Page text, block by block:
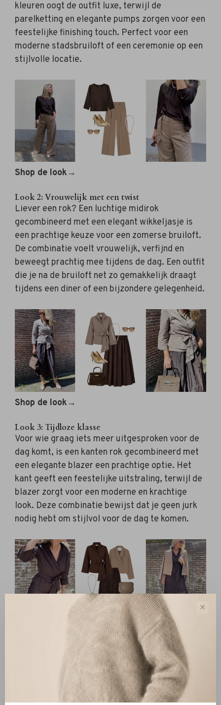
kleuren oogt de outfit luxe, terwijl de
parelketting en elegante pumps zorgen voor een
feestelijke finishing touch. Perfect voor een
moderne stadsbruiloft of een ceremonie op een
stijlvolle locatie.
Shop de look→
Look 2: Vrouwelijk met een twist
Liever een rok? Een luchtige midirok
gecombineerd met een elegant wikkeljasje is
een prachtige keuze voor een zomerse bruiloft.
De combinatie voelt vrouwelijk, verfijnd en
beweegt prachtig mee tijdens de dag. Een outfit
die je na de bruiloft net zo gemakkelijk draagt
tijdens een diner of een bijzondere gelegenheid.
Shop de look→
Look 3: Tijdloze klasse
Voor wie graag iets meer uitgesproken voor de
dag komt, is een kanten rok gecombineerd met
een elegante blazer een prachtige optie. Het
kant geeft een feestelijke uitstraling, terwijl de
blazer zorgt voor een moderne en krachtige
look. Deze combinatie bewijst dat je geen jurk
nodig hebt om stijlvol voor de dag te komen.
Styling maakt het verschil
De mooiste trouwgast-outfits zitten vaak in de
details. Denk aan een mooie pump, een elegante
tas, subtiele sieraden of een stijlvolle zonnebril
✕